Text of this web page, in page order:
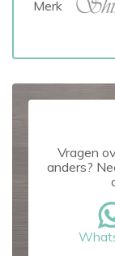
Merk
Vragen
anders?